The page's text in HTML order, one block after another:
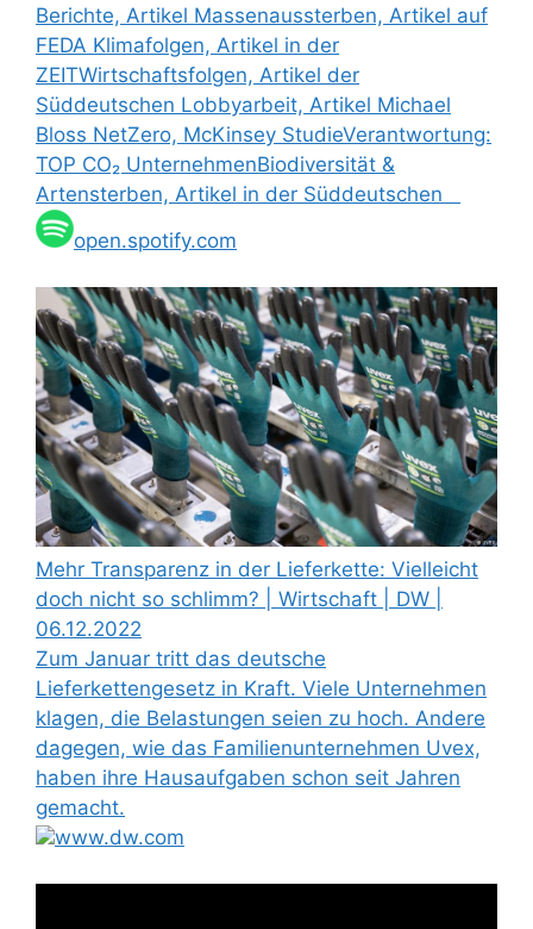
Berichte, Artikel Massenaussterben, Artikel auf
FEDA Klimafolgen, Artikel in der
ZEITWirtschaftsfolgen, Artikel der
Süddeutschen Lobbyarbeit, Artikel Michael
Bloss NetZero, McKinsey StudieVerantwortung:
TOP CO₂ UnternehmenBiodiversität &
Artensterben, Artikel in der Süddeutschen
open.spotify.com
Mehr Transparenz in der Lieferkette: Vielleicht
doch nicht so schlimm? | Wirtschaft | DW |
06.12.2022
Zum Januar tritt das deutsche
Lieferkettengesetz in Kraft. Viele Unternehmen
klagen, die Belastungen seien zu hoch. Andere
dagegen, wie das Familienunternehmen Uvex,
haben ihre Hausaufgaben schon seit Jahren
gemacht.
www.dw.com